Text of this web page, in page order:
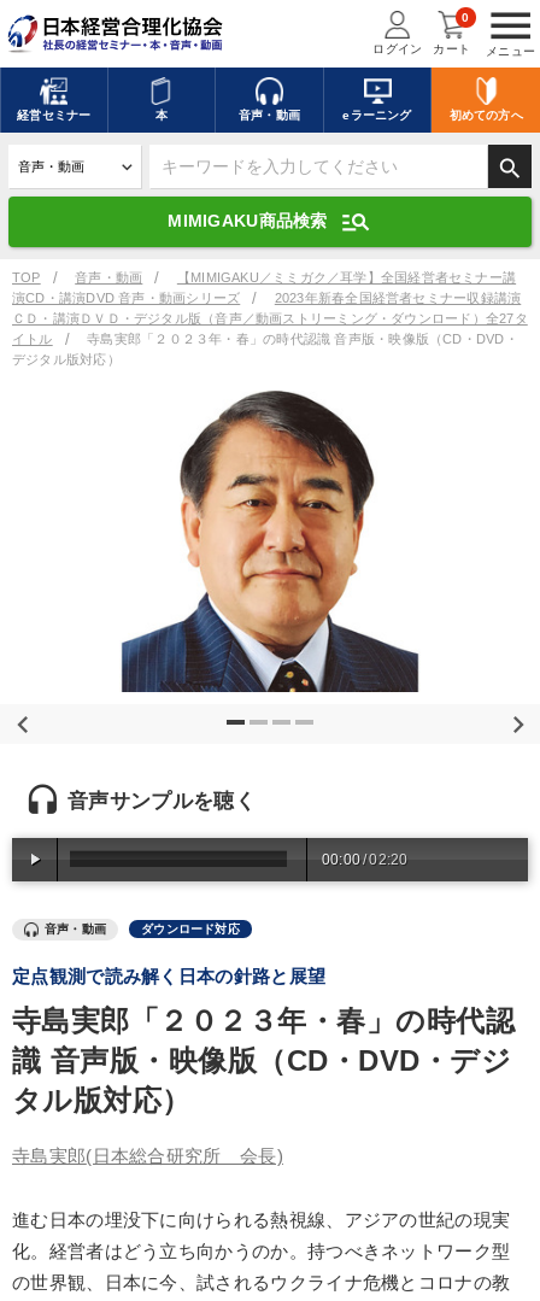
menu
メニュー
ログイン カート
0
経営セミナー 本 音声・動画 eラーニング 初めての方へ
search
MIMIGAKU商品検索 manage_search
キーワードを入力して探す
デジタル版対応のみ検索結果に表示する
search 上記の条件で検索
mic 講演収録物を探す
全国経営者セミナー講演収録物（全1315タイトル）からお探しいただけ
優秀各社の智恵と戦略 事業家のロマンと経営
専門家のアドバイス
リーダーの器量を学ぶ
テーマ
【最新刊】精神科医・和田秀樹の「老いない力」＋健康な社長と
会社をつくる厳選講話
社員が自律的に動き出す組織づくり 経営戦略・経営実務
組織・採用・スキル
業種
製造業 卸売・小売・飲食業
IT・サービス・金融業 コンサルタント
キーワード
TOP 音声・動画
【MIMIGAKU／ミミガク／耳学】全国経営者セミナー講
演CD・講演DVD 音声・動画シリーズ
2023年新春全国経営者セミナー収録講演
ＣＤ・講演ＤＶＤ・デジタル版（音声／動画ストリーミング・ダウンロード）全27タ
イトル
寺島実郎「２０２３年・春」の時代認識 音声版・映像版（CD・DVD・
デジタル版対応）
headset 音声サンプルを聴く
00:00/02:20
音声・動画 ダウンロード対応
定点観測で読み解く日本の針路と展望
寺島実郎「２０２３年・春」の時代認
識 音声版・映像版（CD・DVD・デジ
タル版対応）
寺島実郎(日本総合研究所 会長)
進む日本の埋没下に向けられる熱視線、アジアの世紀の現実
化。経営者はどう立ち向かうのか。持つべきネットワーク型
の世界観、日本に今、試されるウクライナ危機とコロナの教